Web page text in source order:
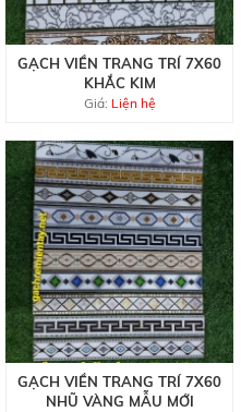
GẠCH VIỀN TRANG TRÍ 7X60
KHẮC KIM
Giá: Liện hệ
GẠCH VIỀN TRANG TRÍ 7X60
NHŨ VÀNG MẪU MỚI